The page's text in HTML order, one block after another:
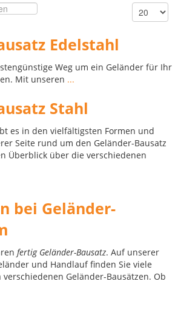
Edelstahl
Weg um ein Geländer für Ihr
Mit unseren ...
Stahl
es in den vielfältigsten Formen und
Seite rund um den Geländer-Bausatz
Überblick über die verschiedenen
bei Geländer-
fertig Geländer-Bausatz. Auf unserer
und Handlauf finden Sie viele
Geländer-Bausätzen. Ob